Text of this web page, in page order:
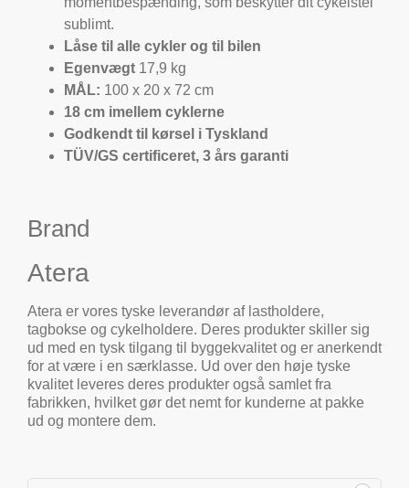
sublimt.
Låse til alle cykler og til bilen
Egenvægt 17,9 kg
MÅL: 100 x 20 x 72 cm
18 cm imellem cyklerne
Godkendt til kørsel i Tyskland
TÜV/GS certificeret, 3 års garanti
Brand
Atera
Atera er vores tyske leverandør af lastholdere,
tagbokse og cykelholdere. Deres produkter skiller sig
ud med en tysk tilgang til byggekvalitet og er anerkendt
for at være i en særklasse. Ud over den høje tyske
kvalitet leveres deres produkter også samlet fra
fabrikken, hvilket gør det nemt for kunderne at pakke
ud og montere dem.